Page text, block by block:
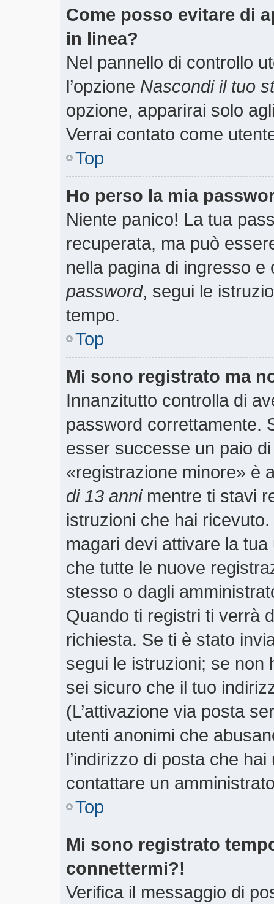
Come posso evitare di
in linea?
Nel pannello di controllo
l’opzione Nascondi il tuo
opzione, apparirai solo
Verrai contato come
Top
Ho perso la mia
Niente panico! La tua
recuperata, ma può
nella pagina di ingresso
password, segui le
tempo.
Top
Mi sono registrato ma
Innanzitutto controlla di
password correttamente.
esser successe un paio
«registrazione minore» è
di 13 annimentre ti stavi
istruzioni che hai
magari devi attivare la
che tutte le nuove
stesso o dagli
Quando ti registri ti verrà
richiesta. Se ti è stato
segui le istruzioni; se non
sei sicuro che il tuo
(L’attivazione via posta
utenti anonimi che
l’indirizzo di posta che
contattare un
Top
Mi sono registrato
connettermi?!
Verifica il messaggio di